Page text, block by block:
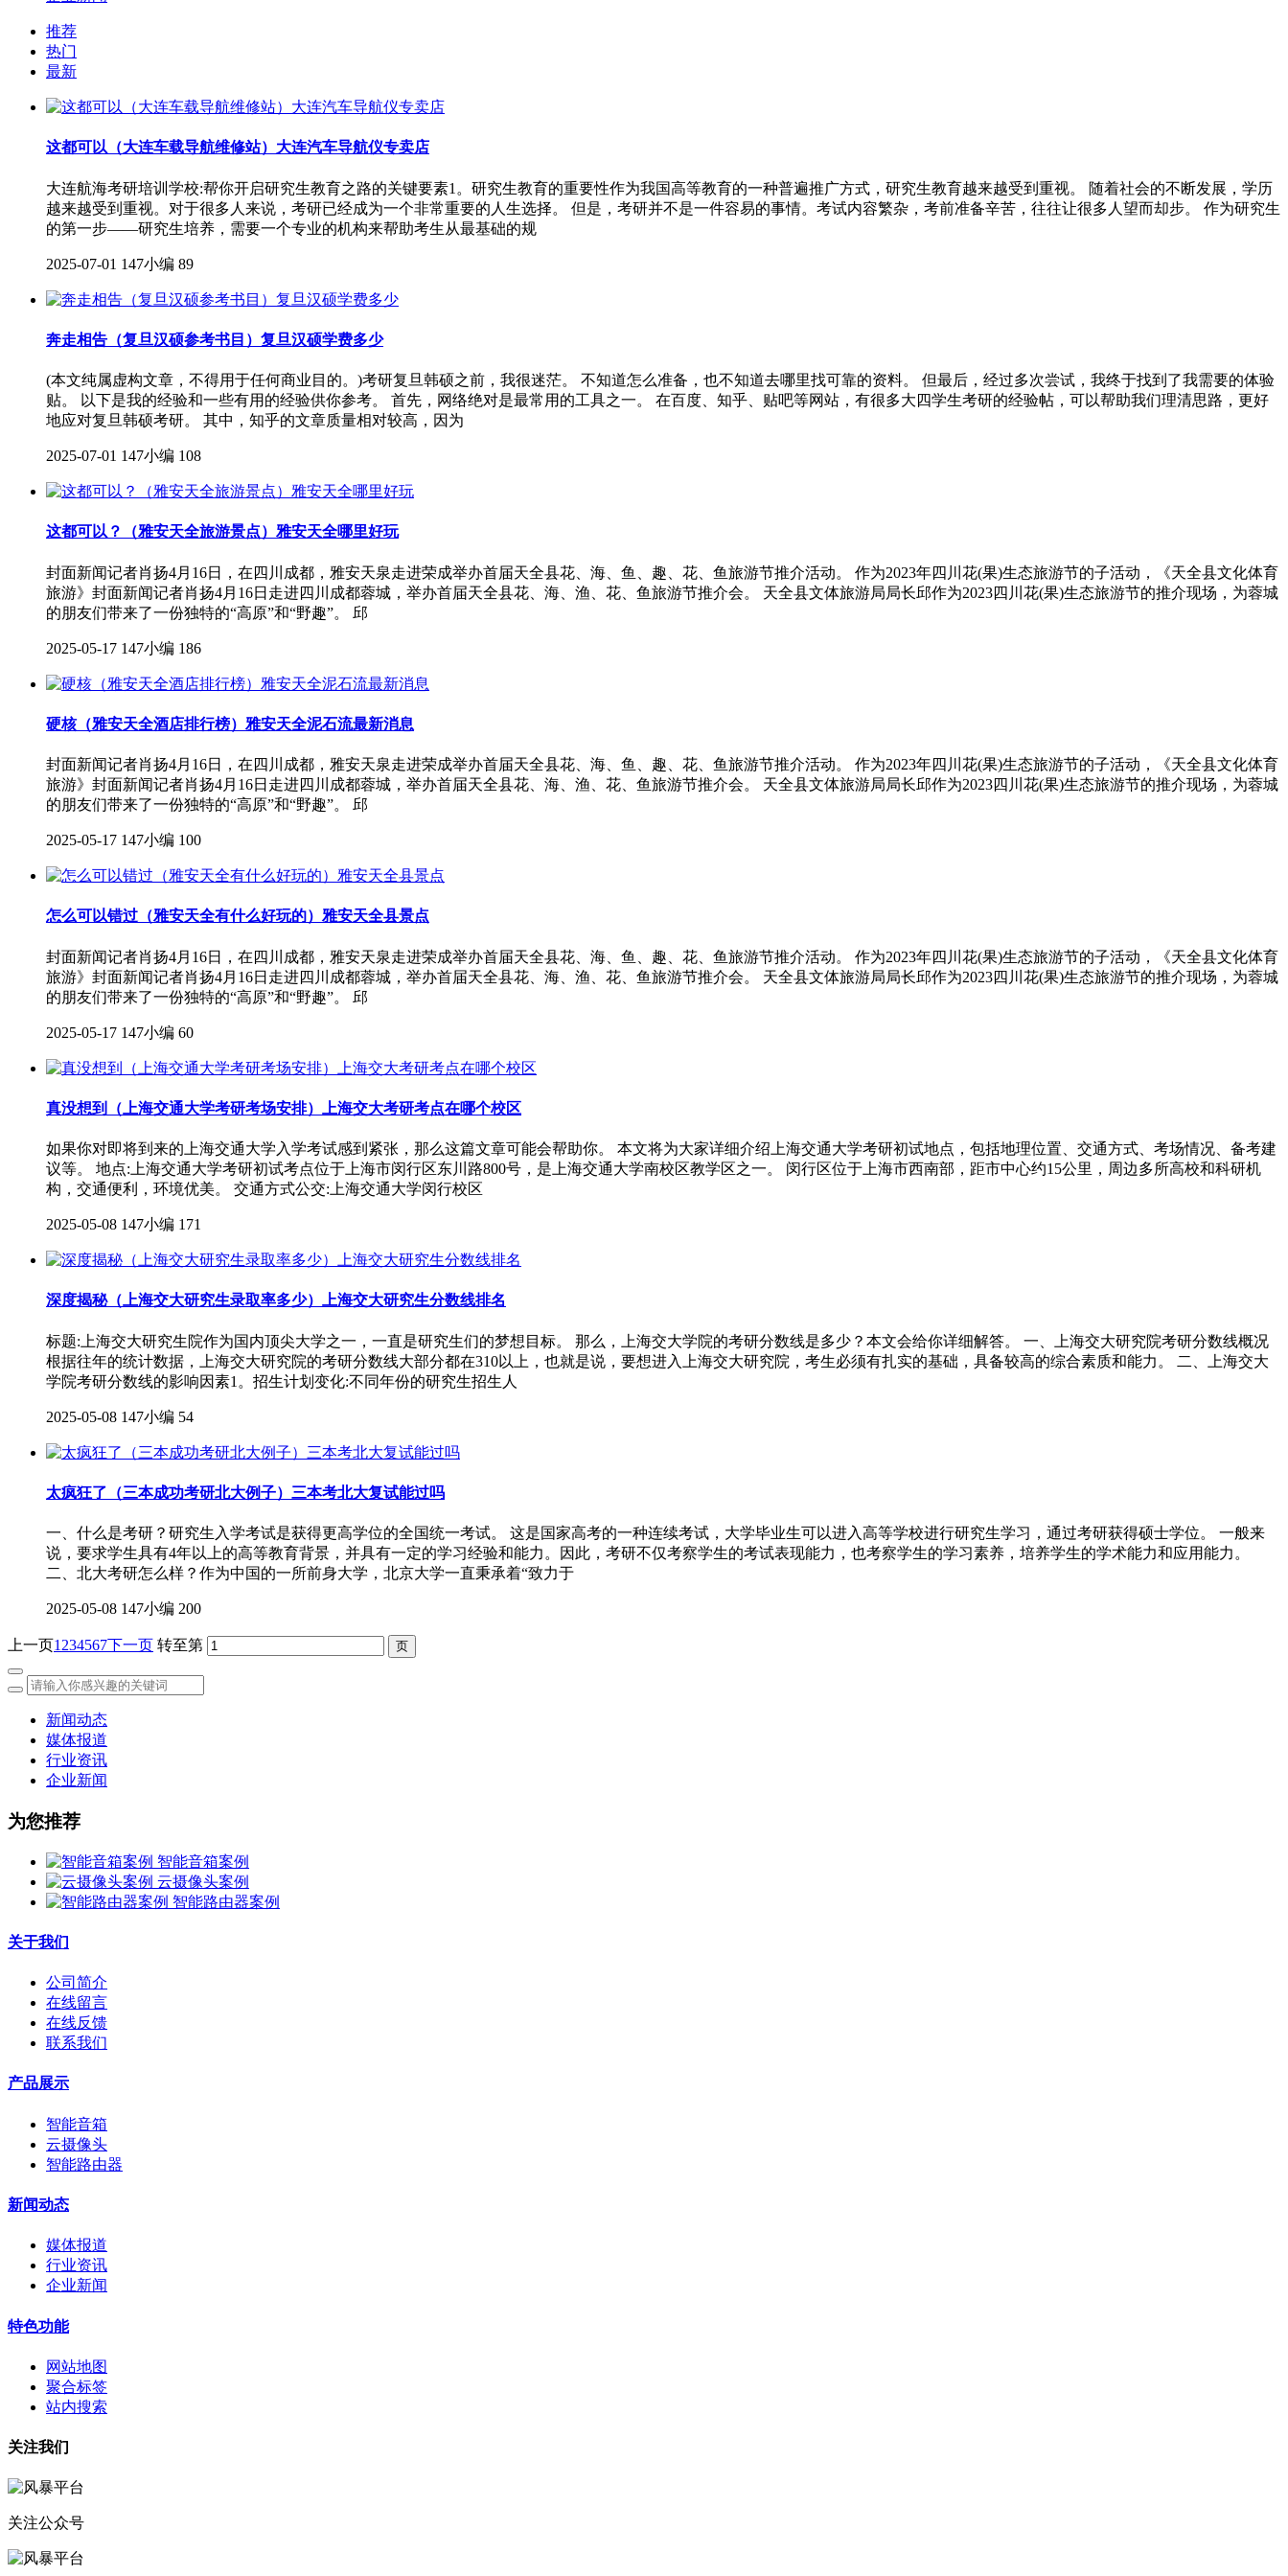
推荐
热门
最新
这都可以（大连车载导航维修站）大连汽车导航仪专卖店
大连航海考研培训学校:帮你开启研究生教育之路的关键要素1。研究生教育的重要性作为我国高等教育的一种普遍推广方式，研究生教育越来越受到重视。 随着社会的不断发展，学历
越来越受到重视。对于很多人来说，考研已经成为一个非常重要的人生选择。 但是，考研并不是一件容易的事情。考试内容繁杂，考前准备辛苦，往往让很多人望而却步。 作为研究生
的第一步——研究生培养，需要一个专业的机构来帮助考生从最基础的规
2025-07-01 147小编 89
奔走相告（复旦汉硕参考书目）复旦汉硕学费多少
(本文纯属虚构文章，不得用于任何商业目的。)考研复旦韩硕之前，我很迷茫。 不知道怎么准备，也不知道去哪里找可靠的资料。 但最后，经过多次尝试，我终于找到了我需要的体验
贴。 以下是我的经验和一些有用的经验供你参考。 首先，网络绝对是最常用的工具之一。 在百度、知乎、贴吧等网站，有很多大四学生考研的经验帖，可以帮助我们理清思路，更好
地应对复旦韩硕考研。 其中，知乎的文章质量相对较高，因为
2025-07-01 147小编 108
这都可以？（雅安天全旅游景点）雅安天全哪里好玩
封面新闻记者肖扬4月16日，在四川成都，雅安天泉走进荣成举办首届天全县花、海、鱼、趣、花、鱼旅游节推介活动。 作为2023年四川花(果)生态旅游节的子活动，《天全县文化体育
旅游》封面新闻记者肖扬4月16日走进四川成都蓉城，举办首届天全县花、海、渔、花、鱼旅游节推介会。 天全县文体旅游局局长邱作为2023四川花(果)生态旅游节的推介现场，为蓉城
的朋友们带来了一份独特的“高原”和“野趣”。 邱
2025-05-17 147小编 186
硬核（雅安天全酒店排行榜）雅安天全泥石流最新消息
封面新闻记者肖扬4月16日，在四川成都，雅安天泉走进荣成举办首届天全县花、海、鱼、趣、花、鱼旅游节推介活动。 作为2023年四川花(果)生态旅游节的子活动，《天全县文化体育
旅游》封面新闻记者肖扬4月16日走进四川成都蓉城，举办首届天全县花、海、渔、花、鱼旅游节推介会。 天全县文体旅游局局长邱作为2023四川花(果)生态旅游节的推介现场，为蓉城
的朋友们带来了一份独特的“高原”和“野趣”。 邱
2025-05-17 147小编 100
怎么可以错过（雅安天全有什么好玩的）雅安天全县景点
封面新闻记者肖扬4月16日，在四川成都，雅安天泉走进荣成举办首届天全县花、海、鱼、趣、花、鱼旅游节推介活动。 作为2023年四川花(果)生态旅游节的子活动，《天全县文化体育
旅游》封面新闻记者肖扬4月16日走进四川成都蓉城，举办首届天全县花、海、渔、花、鱼旅游节推介会。 天全县文体旅游局局长邱作为2023四川花(果)生态旅游节的推介现场，为蓉城
的朋友们带来了一份独特的“高原”和“野趣”。 邱
2025-05-17 147小编 60
真没想到（上海交通大学考研考场安排）上海交大考研考点在哪个校区
如果你对即将到来的上海交通大学入学考试感到紧张，那么这篇文章可能会帮助你。 本文将为大家详细介绍上海交通大学考研初试地点，包括地理位置、交通方式、考场情况、备考建
议等。 地点:上海交通大学考研初试考点位于上海市闵行区东川路800号，是上海交通大学南校区教学区之一。 闵行区位于上海市西南部，距市中心约15公里，周边多所高校和科研机
构，交通便利，环境优美。 交通方式公交:上海交通大学闵行校区
2025-05-08 147小编 171
深度揭秘（上海交大研究生录取率多少）上海交大研究生分数线排名
标题:上海交大研究生院作为国内顶尖大学之一，一直是研究生们的梦想目标。 那么，上海交大学院的考研分数线是多少？本文会给你详细解答。 一、上海交大研究院考研分数线概况
根据往年的统计数据，上海交大研究院的考研分数线大部分都在310以上，也就是说，要想进入上海交大研究院，考生必须有扎实的基础，具备较高的综合素质和能力。 二、上海交大
学院考研分数线的影响因素1。招生计划变化:不同年份的研究生招生人
2025-05-08 147小编 54
太疯狂了（三本成功考研北大例子）三本考北大复试能过吗
一、什么是考研？研究生入学考试是获得更高学位的全国统一考试。 这是国家高考的一种连续考试，大学毕业生可以进入高等学校进行研究生学习，通过考研获得硕士学位。 一般来
说，要求学生具有4年以上的高等教育背景，并具有一定的学习经验和能力。因此，考研不仅考察学生的考试表现能力，也考察学生的学习素养，培养学生的学术能力和应用能力。
二、北大考研怎么样？作为中国的一所前身大学，北京大学一直秉承着“致力于
2025-05-08 147小编 200
上一页1 234567下一页 转至第
新闻动态
媒体报道
行业资讯
企业新闻
为您推荐
智能音箱案例
云摄像头案例
智能路由器案例
关于我们
公司简介
在线留言
在线反馈
联系我们
产品展示
智能音箱
云摄像头
智能路由器
新闻动态
媒体报道
行业资讯
企业新闻
特色功能
网站地图
聚合标签
站内搜索
关注我们
关注公众号